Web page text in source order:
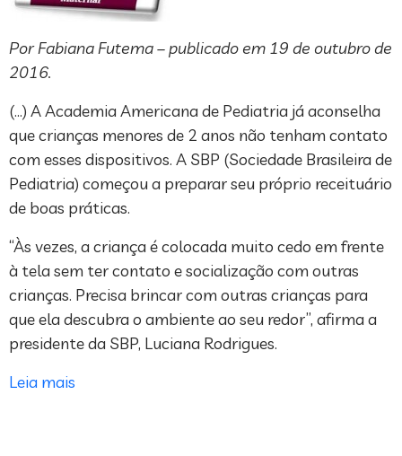
Por Fabiana Futema – publicado em 19 de outubro de
2016.
(…) A Academia Americana de Pediatria já aconselha
que crianças menores de 2 anos não tenham contato
com esses dispositivos. A SBP (Sociedade Brasileira de
Pediatria) começou a preparar seu próprio receituário
de boas práticas.
“Às vezes, a criança é colocada muito cedo em frente
à tela sem ter contato e socialização com outras
crianças. Precisa brincar com outras crianças para
que ela descubra o ambiente ao seu redor”, afirma a
presidente da SBP, Luciana Rodrigues.
Leia mais